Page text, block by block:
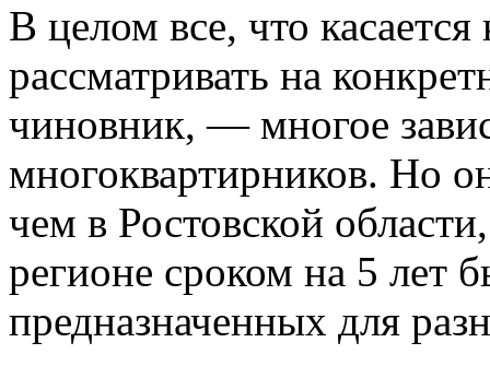
В целом все, что
рассматривать на
чиновник, — многое
многоквартирников. Но
чем в Ростовской
регионе сроком на 5 лет
предназначенных для